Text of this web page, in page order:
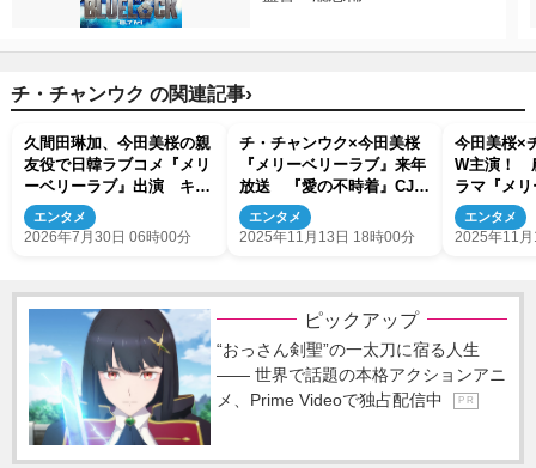
チ・チャンウク の関連記事›
久間田琳加、今田美桜の親
友役で日韓ラブコメ『メリ
ーベリーラブ』出演 キャ
ラビジュアルもそろい踏み
エンタメ
2026年7月30日 06時00分
チ・チャンウク×今田美桜
『メリーベリーラブ』来年
放送 『愛の不時着』CJ
ENM×日本テレビがタッ
グ！
エンタメ
2025年11月13日 18時00分
今田美桜×
W主演！
ラマ『メ
ディズニ
信
エンタメ
2025年11
ピックアップ
“おっさん剣聖”の一太刀に宿る人生
―― 世界で話題の本格アクションアニ
メ、Prime Videoで独占配信中
P R